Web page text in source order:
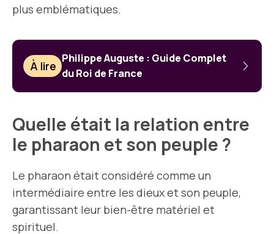
plus emblématiques.
À lire
Philippe Auguste : Guide Complet
du Roi de France
Quelle était la relation entre
le pharaon et son peuple ?
Le pharaon était considéré comme un
intermédiaire entre les dieux et son peuple,
garantissant leur bien-être matériel et
spirituel.